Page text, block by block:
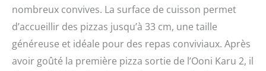
nombreux convives. La surface de cuisson permet
d’accueillir des pizzas jusqu’à 33 cm, une taille
généreuse et idéale pour des repas conviviaux. Après
avoir goûté la première pizza sortie de l’Ooni Karu 2, il